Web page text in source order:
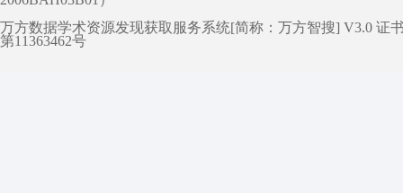
万方数据学术资源发现获取服务系统[简称：万方智搜] V3.0 证
第11363462号